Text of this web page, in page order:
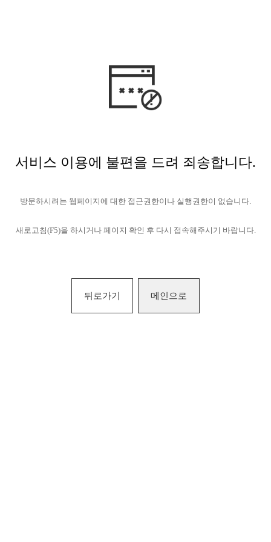
서비스 이용에 불편을 드려 죄송합니다.
방문하시려는 웹페이지에 대한 접근권한이나 실행권한이 없습니다.
새로고침(F5)을 하시거나 페이지 확인 후 다시 접속해주시기 바랍니다.
뒤로가기 메인으로